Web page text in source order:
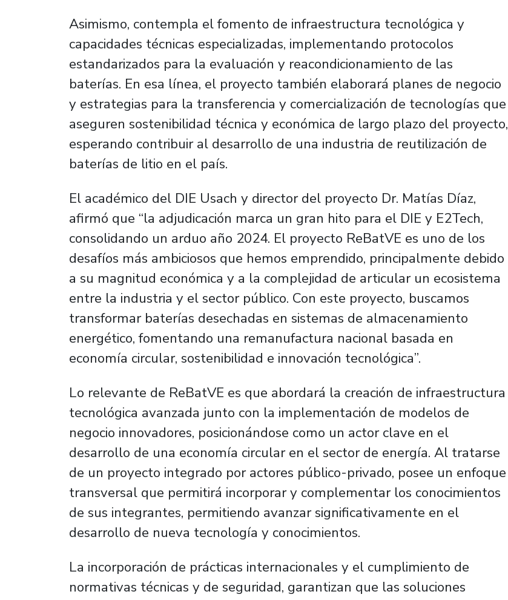
Asimismo, contempla el fomento de infraestructura tecnológica y
capacidades técnicas especializadas, implementando protocolos
estandarizados para la evaluación y reacondicionamiento de las
baterías. En esa línea, el proyecto también elaborará planes de negocio
y estrategias para la transferencia y comercialización de tecnologías que
aseguren sostenibilidad técnica y económica de largo plazo del proyecto,
esperando contribuir al desarrollo de una industria de reutilización de
baterías de litio en el país.
El académico del DIE Usach y director del proyecto Dr. Matías Díaz,
afirmó que “la adjudicación marca un gran hito para el DIE y E2Tech,
consolidando un arduo año 2024. El proyecto ReBatVE es uno de los
desafíos más ambiciosos que hemos emprendido, principalmente debido
a su magnitud económica y a la complejidad de articular un ecosistema
entre la industria y el sector público. Con este proyecto, buscamos
transformar baterías desechadas en sistemas de almacenamiento
energético, fomentando una remanufactura nacional basada en
economía circular, sostenibilidad e innovación tecnológica”.
Lo relevante de ReBatVE es que abordará la creación de infraestructura
tecnológica avanzada junto con la implementación de modelos de
negocio innovadores, posicionándose como un actor clave en el
desarrollo de una economía circular en el sector de energía. Al tratarse
de un proyecto integrado por actores público-privado, posee un enfoque
transversal que permitirá incorporar y complementar los conocimientos
de sus integrantes, permitiendo avanzar significativamente en el
desarrollo de nueva tecnología y conocimientos.
La incorporación de prácticas internacionales y el cumplimiento de
normativas técnicas y de seguridad, garantizan que las soluciones